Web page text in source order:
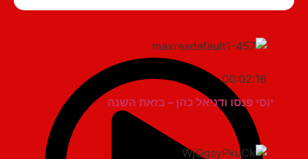
00:02:16
יוסי פנסו ודניאל כהן – בזאת השנה